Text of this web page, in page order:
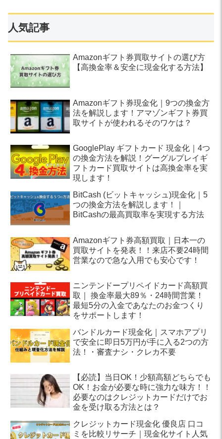
人気記事
Amazonギフト券買取サイトの選び方
【高換金率＆安全に現金化する方法】
Amazonギフト券現金化｜9つの換金方
法を解説します！アマゾンギフト券買
取サイトが使われるそのワケは？
GooglePlay ギフトカード 現金化｜4つ
の換金方法を解説！グーグルプレイギ
フトカード買取サイトは高換金率を実
現します！
BitCash (ビットキャッシュ)現金化｜5
つの換金方法を解説します！｜
BitCashの最高買取率を実現する方法
Amazonギフト券高額買取｜日本一の
買取サイトを発表！！来店不要24時間
営業なので急な入用でも安心です！
ニンテンドープリペイドカード高額買
取｜ 換金率最大89％・24時間営業！
最短5分の入金であなたのお金つくり
をサポートします！
バンドルカード現金化｜スマホアプリ
で安全に即日5万円が手に入る2つの方
法！・審査ナシ・クレカ不要
【必読】当日OK！少額高額どちらでも
OK！お金が必要な時に強力な味方！！
必要なのはクレジットカードだけでお
金を受け取る方法とは？
クレジットカード現金化 優良店 口コ
ミを比較リサーチ｜現金化サイト人気